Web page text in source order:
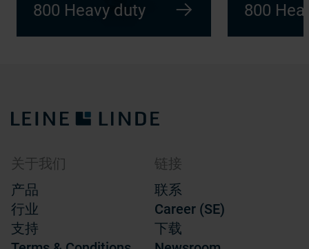
800 Heavy duty 800
关于我们
产品
行业
支持
链接
联系
Career (SE)
下载